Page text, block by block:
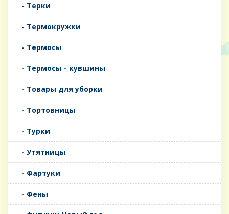
- Терки
- Термокружки
- Термосы
- Термосы - кувшины
- Товары для уборки
- Тортовницы
- Турки
- Утятницы
- Фартуки
- Фены